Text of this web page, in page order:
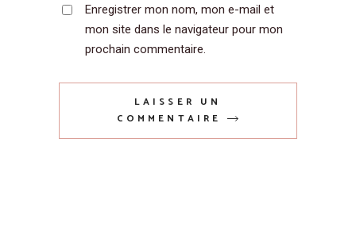
Enregistrer mon nom, mon e-mail et
mon site dans le navigateur pour mon
prochain commentaire.
LAISSER UN
COMMENTAIRE